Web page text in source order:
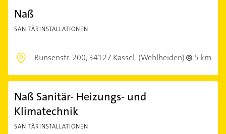
Naß
SANITÄRINSTALLATIONEN
Bunsenstr. 200,34127 Kassel (Wehlheiden) 5 km
Naß Sanitär- Heizungs- und
Klimatechnik
SANITÄRINSTALLATIONEN